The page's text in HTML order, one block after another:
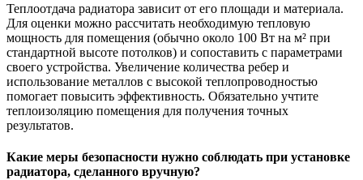
Теплоотдача радиатора зависит от его площади и материала.
Для оценки можно рассчитать необходимую тепловую
мощность для помещения (обычно около 100 Вт на м² при
стандартной высоте потолков) и сопоставить с параметрами
своего устройства. Увеличение количества ребер и
использование металлов с высокой теплопроводностью
помогает повысить эффективность. Обязательно учтите
теплоизоляцию помещения для получения точных
результатов.
Какие меры безопасности нужно соблюдать при установке
радиатора, сделанного вручную?